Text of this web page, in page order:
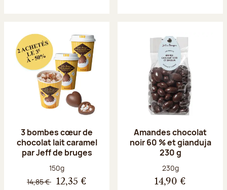
3 bombes cœur de
chocolat lait caramel
par Jeff de bruges
Poids net :
150g
14,85 € 12,35 €
Amandes chocolat
noir 60 % et gianduja
230 g
Poids net :
230g
14,90 €